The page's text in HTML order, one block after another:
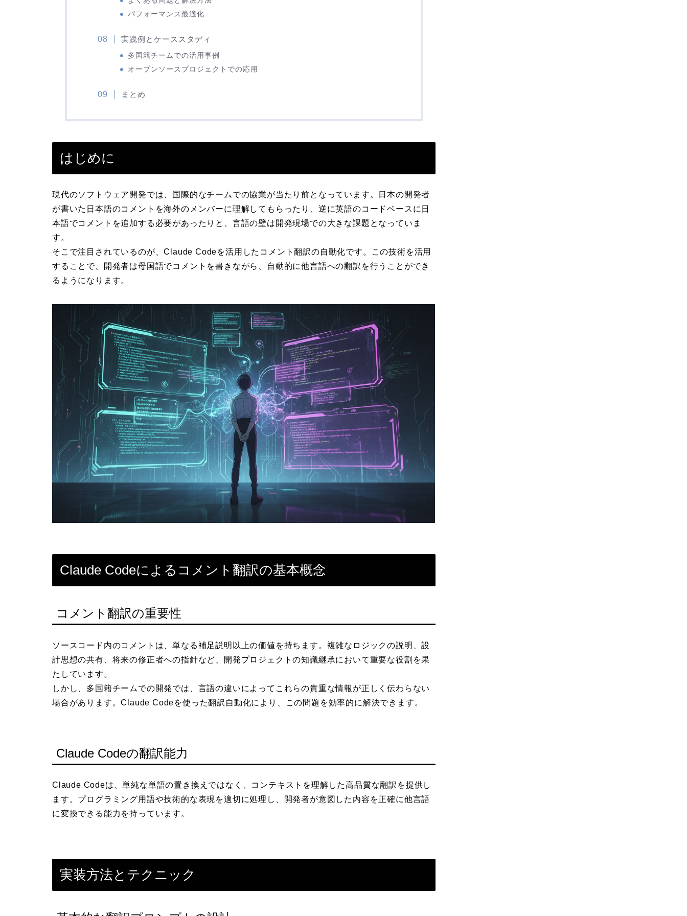
パフォーマンス最適化
実践例とケーススタディ
多国籍チームでの活用事例
オープンソースプロジェクトでの応用
まとめ
はじめに
現代のソフトウェア開発では、国際的なチームでの協業が当たり前となっています。日本の開発者
が書いた日本語のコメントを海外のメンバーに理解してもらったり、逆に英語のコードベースに日
本語でコメントを追加する必要があったりと、言語の壁は開発現場での大きな課題となっていま
す。
そこで注目されているのが、Claude Codeを活用したコメント翻訳の自動化です。この技術を活用
することで、開発者は母国語でコメントを書きながら、自動的に他言語への翻訳を行うことができ
るようになります。
Claude Codeによるコメント翻訳の基本概念
コメント翻訳の重要性
ソースコード内のコメントは、単なる補足説明以上の価値を持ちます。複雑なロジックの説明、設
計思想の共有、将来の修正者への指針など、開発プロジェクトの知識継承において重要な役割を果
たしています。
しかし、多国籍チームでの開発では、言語の違いによってこれらの貴重な情報が正しく伝わらない
場合があります。Claude Codeを使った翻訳自動化により、この問題を効率的に解決できます。
Claude Codeの翻訳能力
Claude Codeは、単純な単語の置き換えではなく、コンテキストを理解した高品質な翻訳を提供し
ます。プログラミング用語や技術的な表現を適切に処理し、開発者が意図した内容を正確に他言語
に変換できる能力を持っています。
実装方法とテクニック